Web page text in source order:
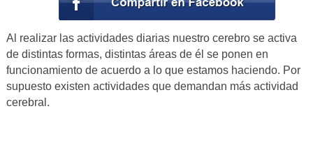
Al realizar las actividades diarias nuestro cerebro se activa
de distintas formas, distintas áreas de él se ponen en
funcionamiento de acuerdo a lo que estamos haciendo. Por
supuesto existen actividades que demandan más actividad
cerebral.